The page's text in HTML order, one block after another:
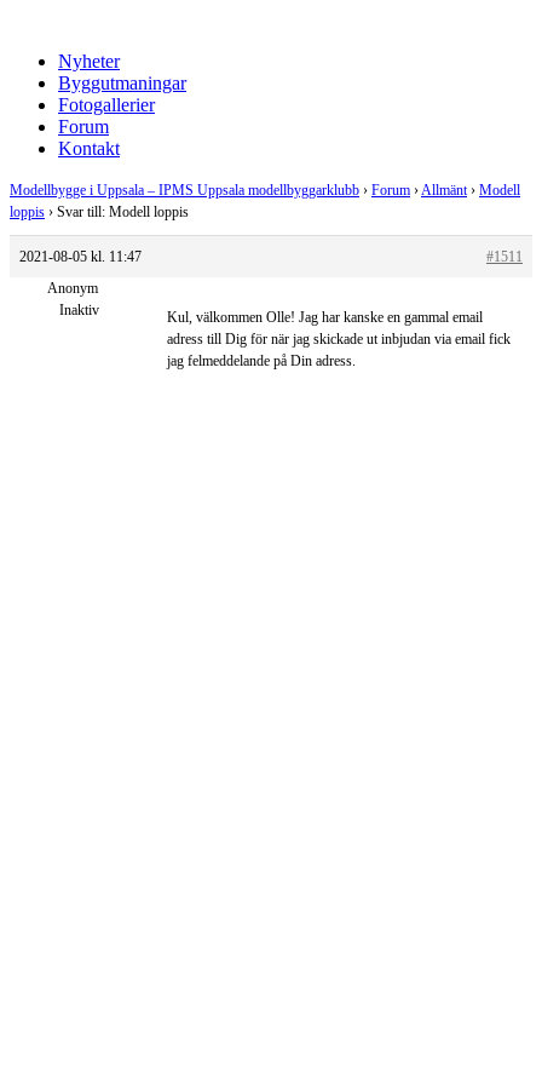
Nyheter
Byggutmaningar
Fotogallerier
Forum
Kontakt
Modellbygge i Uppsala – IPMS Uppsala modellbyggarklubb › Forum ›Allmänt › Modell
loppis › Svar till: Modell loppis
2021-08-05 kl. 11:47
#1511
Anonym
Inaktiv
Kul, välkommen Olle! Jag har kanske en gammal email
adress till Dig för när jag skickade ut inbjudan via email fick
jag felmeddelande på Din adress.